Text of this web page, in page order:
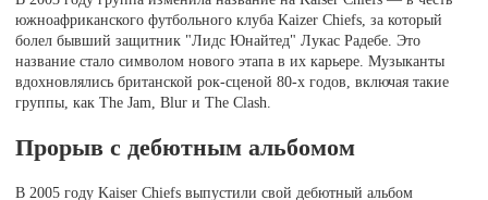
южноафриканского футбольного клуба Kaizer Chiefs, за который
болел бывший защитник "Лидс Юнайтед" Лукас Радебе. Это
название стало символом нового этапа в их карьере. Музыканты
вдохновлялись британской рок-сценой 80-х годов, включая такие
группы, как The Jam, Blur и The Clash.
Прорыв с дебютным альбомом
В 2005 году Kaiser Chiefs выпустили свой дебютный альбом